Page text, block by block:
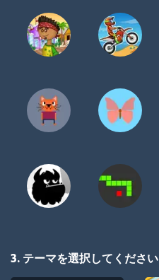
3. テーマを選択してください